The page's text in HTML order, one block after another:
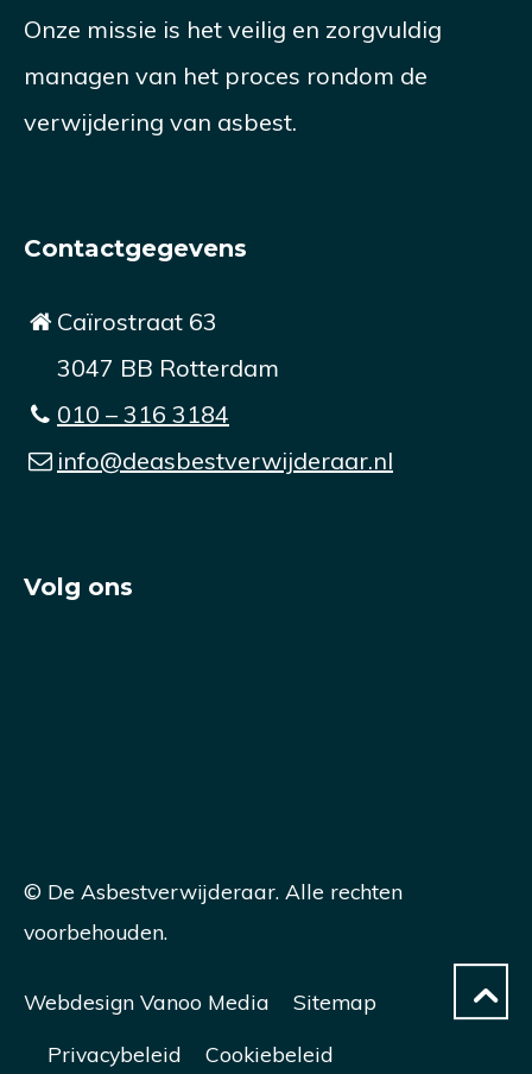
Onze missie is het veilig en zorgvuldig
managen van het proces rondom de
verwijdering van asbest.
Contactgegevens
Caïrostraat 63
3047 BB Rotterdam
010 – 316 3184
info@deasbestverwijderaar.nl
Volg ons
© De Asbestverwijderaar. Alle rechten
voorbehouden.
Webdesign Vanoo Media
Sitemap
Privacybeleid
Cookiebeleid